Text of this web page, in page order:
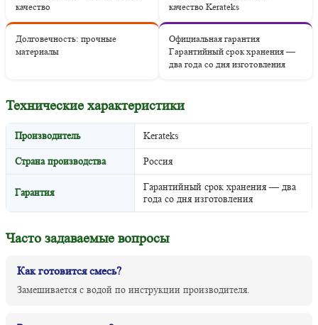
качество
качество Kerateks
Долговечность: прочные
материалы
Официальная гарантия
Гарантийный срок хранения —
два года со дня изготовления
Технические характеристики
Производитель Kerateks
Страна производства Россия
Гарантия
Гарантийный срок хранения — два
года со дня изготовления
Часто задаваемые вопросы
Как готовится смесь?
Замешивается с водой по инструкции производителя.